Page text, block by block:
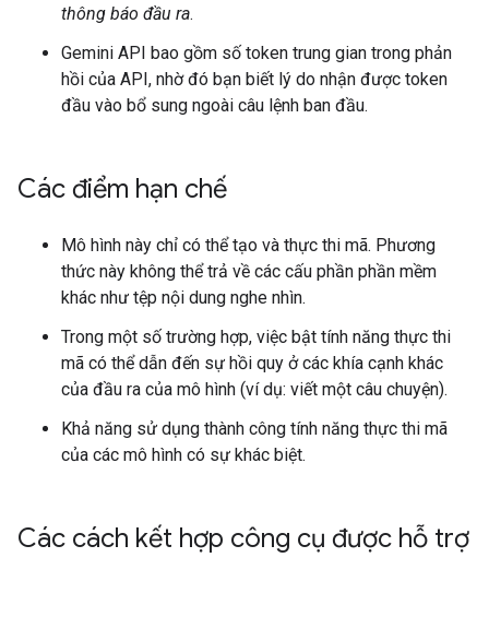
thông báo đầu ra.
Gemini API bao gồm số token trung gian trong phản
hồi của API, nhờ đó bạn biết lý do nhận được token
đầu vào bổ sung ngoài câu lệnh ban đầu.
Các điểm hạn chế
Mô hình này chỉ có thể tạo và thực thi mã. Phương
thức này không thể trả về các cấu phần phần mềm
khác như tệp nội dung nghe nhìn.
Trong một số trường hợp, việc bật tính năng thực thi
mã có thể dẫn đến sự hồi quy ở các khía cạnh khác
của đầu ra của mô hình (ví dụ: viết một câu chuyện).
Khả năng sử dụng thành công tính năng thực thi mã
của các mô hình có sự khác biệt.
Các cách kết hợp công cụ được hỗ trợ